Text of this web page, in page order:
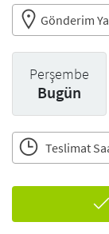
Gönderim
Perşembe
Bugün
Teslimat